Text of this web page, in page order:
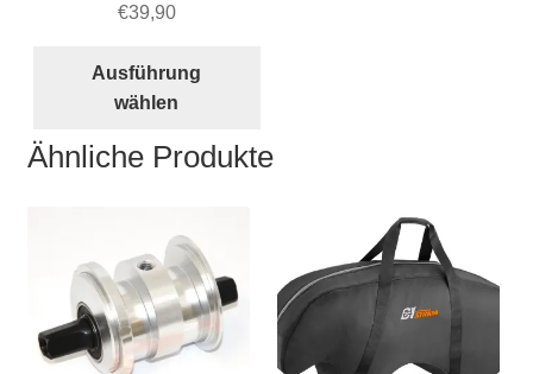
€39,90
Ausführung
wählen
mehrere
Optionen
können
auf
Ähnliche Produkte